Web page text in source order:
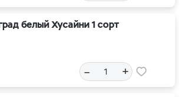
белый Хусайни 1 сорт
– +